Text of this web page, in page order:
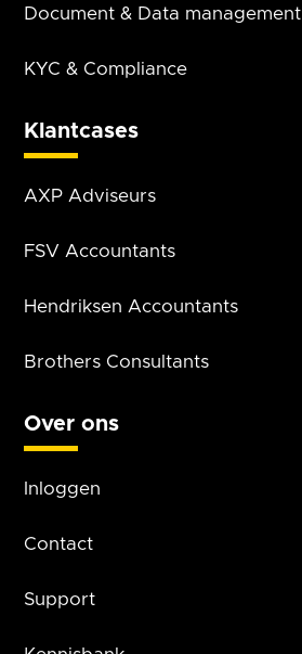
Document & Data management
KYC & Compliance
Klantcases
AXP Adviseurs
FSV Accountants
Hendriksen Accountants
Brothers Consultants
Over ons
Inloggen
Contact
Support